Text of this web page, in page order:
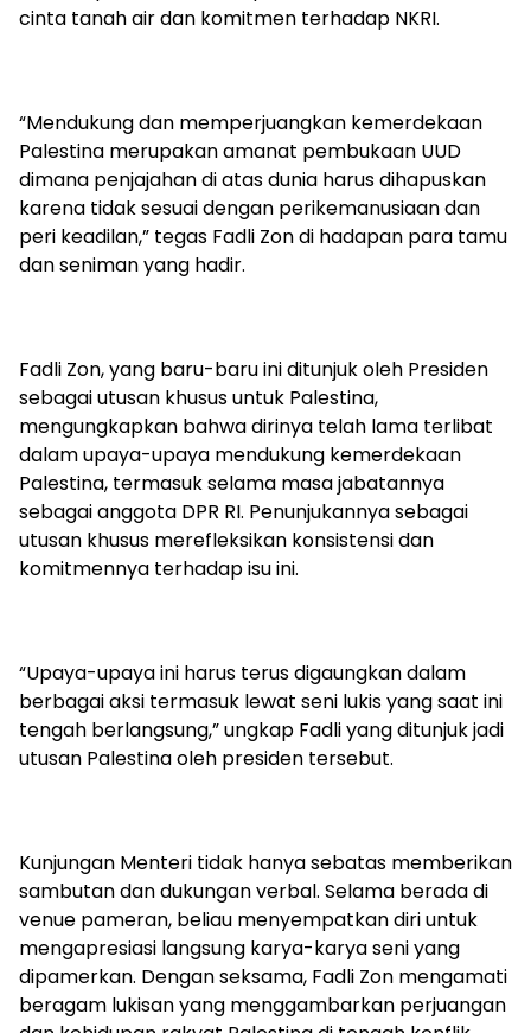
cinta tanah air dan komitmen terhadap NKRI.
“Mendukung dan memperjuangkan kemerdekaan
Palestina merupakan amanat pembukaan UUD
dimana penjajahan di atas dunia harus dihapuskan
karena tidak sesuai dengan perikemanusiaan dan
peri keadilan,” tegas Fadli Zon di hadapan para tamu
dan seniman yang hadir.
Fadli Zon, yang baru-baru ini ditunjuk oleh Presiden
sebagai utusan khusus untuk Palestina,
mengungkapkan bahwa dirinya telah lama terlibat
dalam upaya-upaya mendukung kemerdekaan
Palestina, termasuk selama masa jabatannya
sebagai anggota DPR RI. Penunjukannya sebagai
utusan khusus merefleksikan konsistensi dan
komitmennya terhadap isu ini.
“Upaya-upaya ini harus terus digaungkan dalam
berbagai aksi termasuk lewat seni lukis yang saat ini
tengah berlangsung,” ungkap Fadli yang ditunjuk jadi
utusan Palestina oleh presiden tersebut.
Kunjungan Menteri tidak hanya sebatas memberikan
sambutan dan dukungan verbal. Selama berada di
venue pameran, beliau menyempatkan diri untuk
mengapresiasi langsung karya-karya seni yang
dipamerkan. Dengan seksama, Fadli Zon mengamati
beragam lukisan yang menggambarkan perjuangan